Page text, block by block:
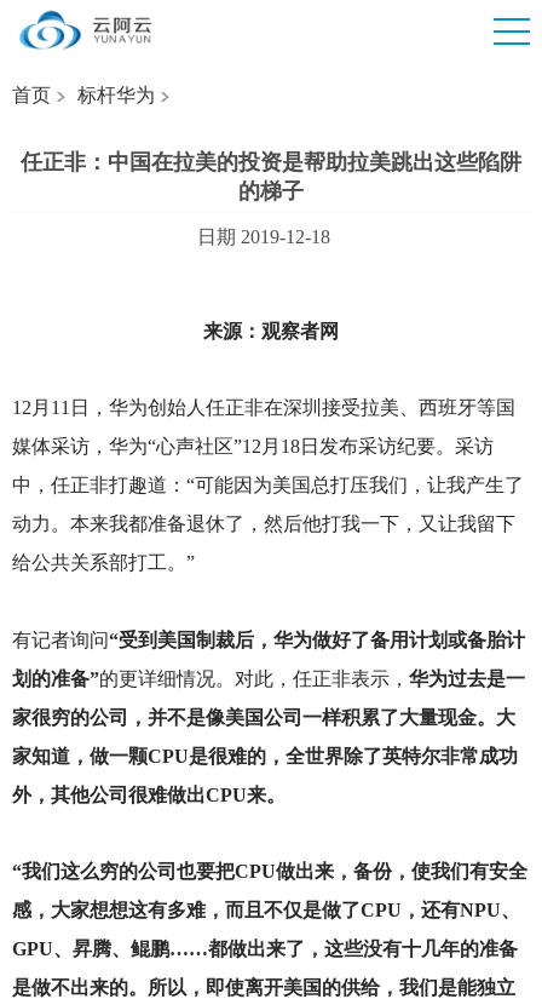
首页 标杆华为
任正非：中国在拉美的投资是帮助拉美跳出这些陷阱
的梯子
日期 2019-12-18
来源：观察者网
12 月11日，华为创始人任正非在深圳接受拉美、西班牙等国
媒体采访，华为“心声社区”12月18日发布采访纪要。采访
中，任正非打趣道：“可能因为美国总打压我们，让我产生了
动力。本来我都准备退休了，然后他打我一下，又让我留下
给公共关系部打工。”
有记者询问“受到美国制裁后，华为做好了备用计划或备胎计
划的准备”的更详细情况。对此，任正非表示， 华为过去是一
家很穷的公司，并不是像美国公司一样积累了大量现金。大
家知道，做一颗CPU是很难的，全世界除了英特尔非常成功
外，其他公司很难做出CPU来。
“我们这么穷的公司也要把CPU做出来，备份，使我们有安全
感，大家想想这有多难，而且不仅是做了CPU，还有NPU、
GPU、昇腾、鲲鹏……都做出来了，这些没有十几年的准备
是做不出来的。所以，即使离开美国的供给，我们是能独立